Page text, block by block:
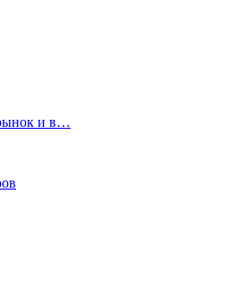
рынок и в…